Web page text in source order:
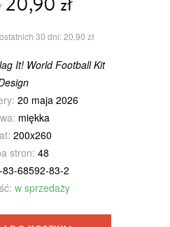
30 dni: 20,90 zł
It! World Football Kit
20 maja 2026
miękka
200x260
stron: 48
83-68592-83-2
w sprzedaży